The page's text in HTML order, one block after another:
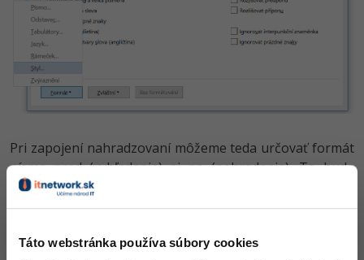
Táto webstránka používa súbory cookies
Pri zapojení nahradzovaní môžeme teda určovať formát
písma pred (vyhľadanie) aj po (nahradenie). To bude
predmetom prvého praktického príkladu v ďalšej časti
článku.
Pred praktickými ukážkami musíme ešte dodať jednu